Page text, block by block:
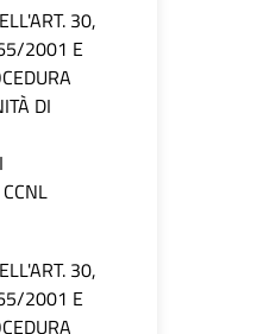
30,
2001 E
DI
30,
2001 E